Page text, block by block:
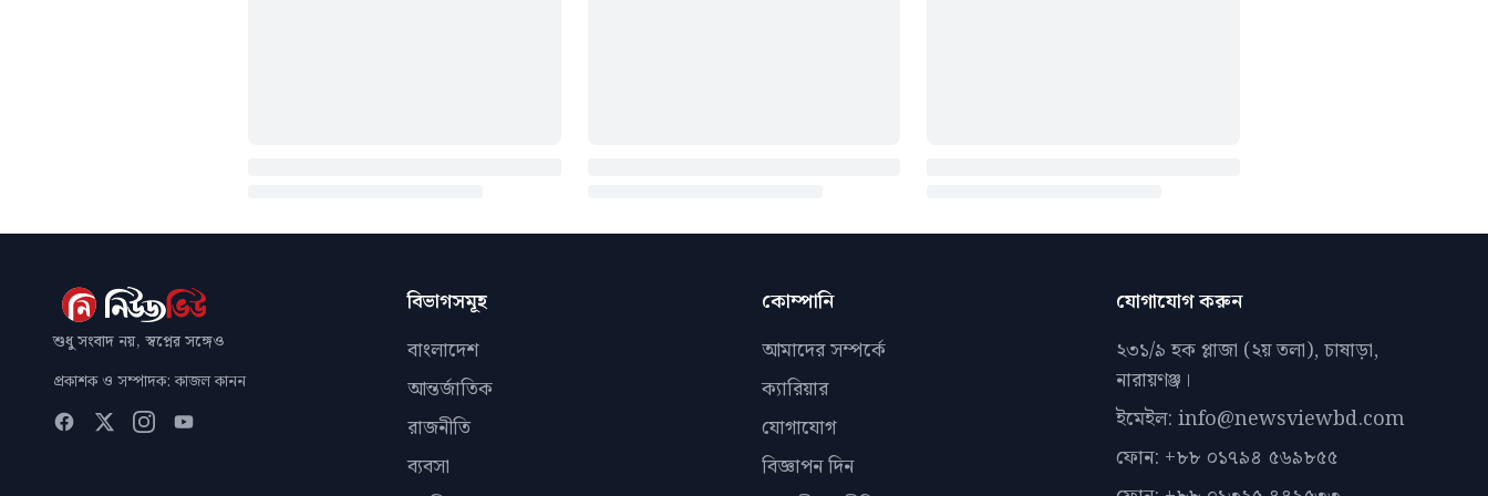
শুধু সংবাদ নয়, স্বপ্নের সঙ্গেও
প্রকাশক ও সম্পাদক: কাজল কানন
বিভাগসমূহ
বাংলাদেশ
আন্তর্জাতিক
রাজনীতি
ব্যবসা
কোম্পানি
আমাদের সম্পর্কে
ক্যারিয়ার
যোগাযোগ
বিজ্ঞাপন দিন
যোগাযোগ করুন
২৩১/৯ হক প্লাজা (২য় তলা), চাষাড়া,
নারায়ণঞ্জ।
ইমেইল: info@newsviewbd.com
ফোন: +৮৮ ০১৭৯৪ ৫৬৯৮৫৫